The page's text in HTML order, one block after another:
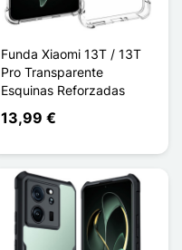
Funda Xiaomi 13T / 13T
Pro Transparente
Esquinas Reforzadas
13,99 €